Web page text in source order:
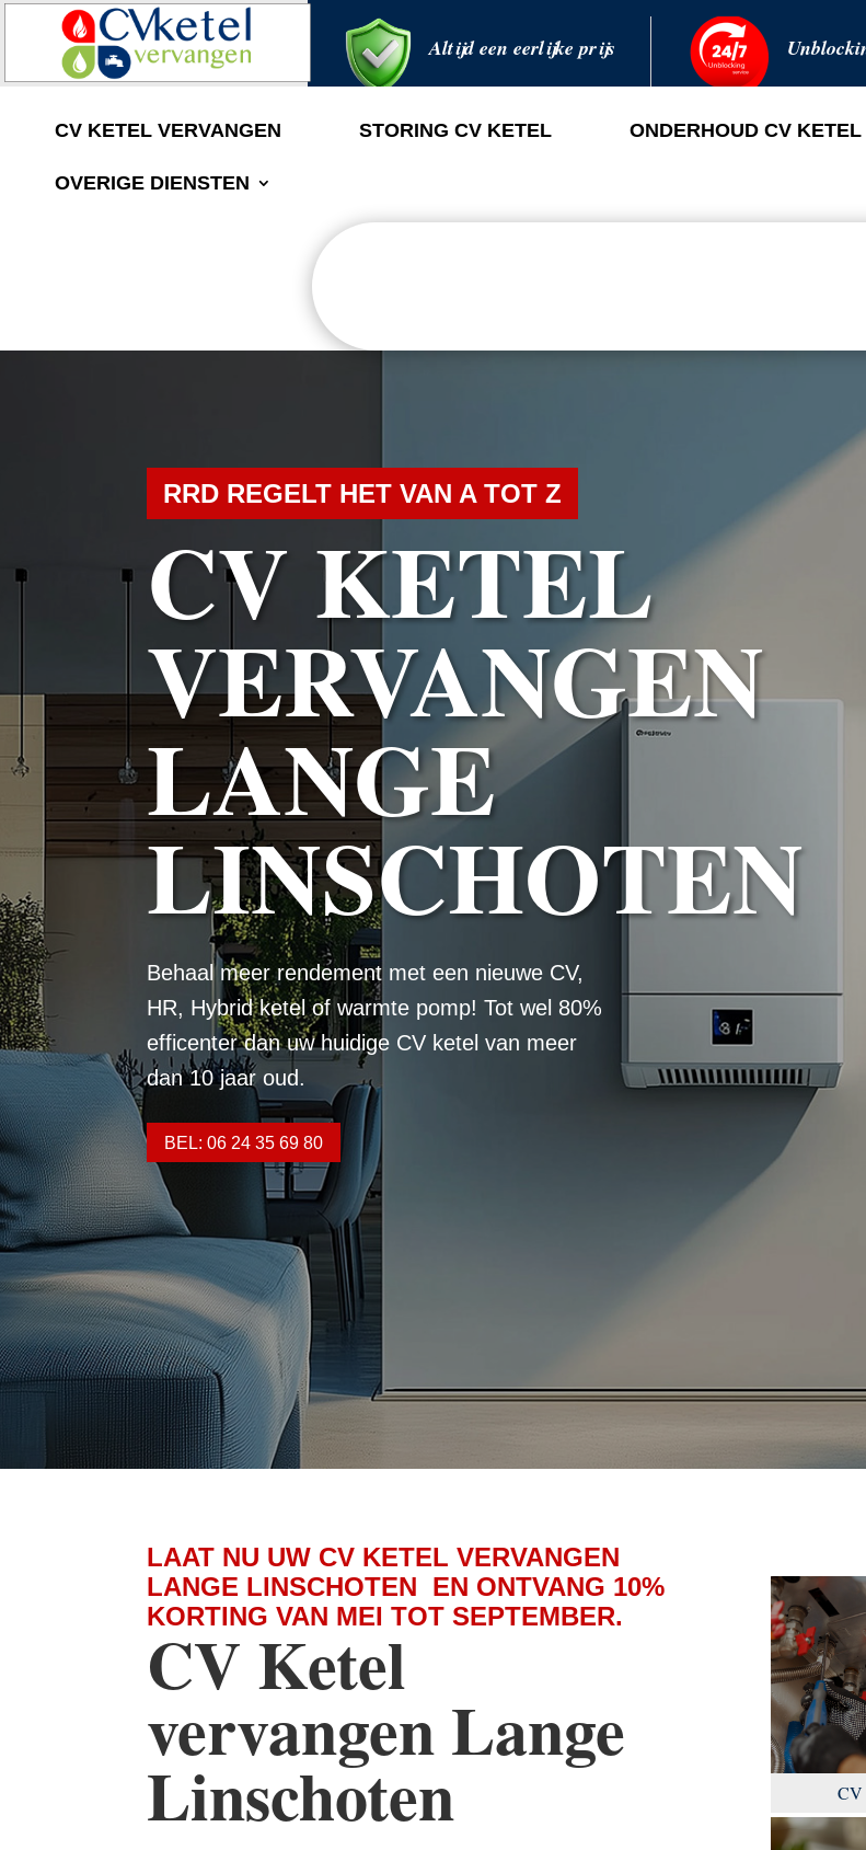
Altijd een eerlijke prijs
CV KETEL VERVANGEN STORING CV KETEL ONDERHOUD CV KETEL
OVERIGE DIENSTEN
RRD REGELT HET VAN A TOT Z
CV KETEL
VERVANGEN
LANGE
LINSCHOTEN
Behaal meer rendement met een nieuwe CV,
HR, Hybrid ketel of warmte pomp! Tot wel 80%
efficenter dan uw huidige CV ketel van meer
dan 10 jaar oud.
BEL: 06 24 35 69 80
LAAT NU UW CV KETEL VERVANGEN
LANGE LINSCHOTEN EN ONTVANG 10%
KORTING VAN MEI TOT SEPTEMBER.
CV Ketel
vervangen Lange
Linschoten CV